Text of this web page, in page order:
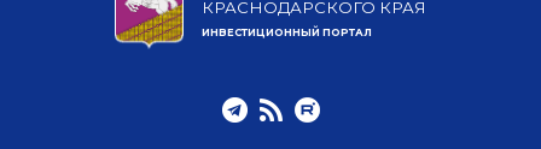
КРАСНОДАРСКОГО КРАЯ
ИНВЕСТИЦИОННЫЙ ПОРТАЛ